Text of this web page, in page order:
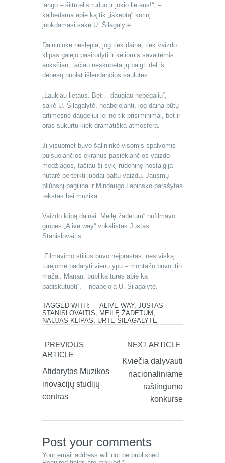
lango – šiltutėlis ruduo ir jokio lietaus!“, –
kalbėdama apie ką tik „iškeptą“ kūrinį
juokdamasi sakė U. Šilagalytė.
Dainininkė neslepia, jog tiek daina, tiek vaizdo
klipas galėjo pasirodyti ir keliomis savaitėmis
anksčiau, tačiau neskubėta jų baigti dėl iš
debesų nuolat išlendančios saulutės.
„Laukiau lietaus. Bet… daugiau nebegaliu“, –
sakė U. Šilagalytė, neabejojanti, jog daina būtų
artimesnė daugeliui jei ne tik prisiminimai, bet ir
oras sukurtų kiek dramatišką atmosferą.
Ji visuomet buvo šalininkė visomis spalvomis
pulsuojančios ekranus pasiekiančios vaizdo
medžiagos, tačiau šį sykį rudeninę nostalgiją
nutarė perteikti juodai baltu vaizdu. Jausmų
pliūpsnį pagilina ir Mindaugo Lapinsko parašytas
tekstas bei muzika.
Vaizdo klipą dainai „Meilę žadėtum“ nufilmavo
grupės „Alive way“ vokalistas Justas
Stanislovaitis.
„Filmavimo stilius buvo neįprastas, nes viską
turėjome padaryti vienu ypu – montažo buvo itin
mažai. Manau, publika turės apie ką
padiskutuoti“, – neabejoja U. Šilagalytė.
TAGGED WITH: ALIVE WAY, JUSTAS
STANISLOVAITIS
MEILĘ ŽADĖTUM
NAUJAS KLIPAS
URTE SILAGALYTE
PREVIOUS
ARTICLE
Atidarytas Muzikos
inovacijų studijų
centras
NEXT ARTICLE
Kviečia dalyvauti
nacionaliniame
raštingumo
konkurse
Post your comments
Your email address will not be published.